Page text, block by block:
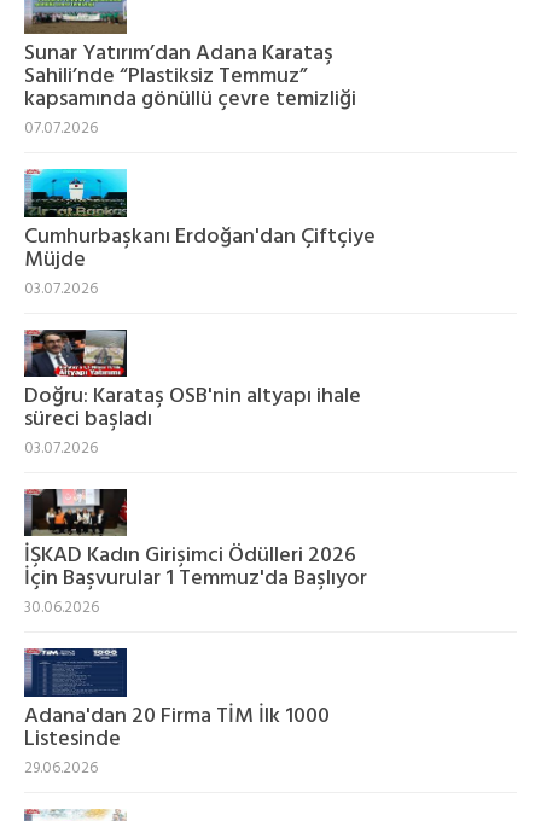
Sunar Yatırım’dan Adana Karataş
Sahili’nde “Plastiksiz Temmuz”
kapsamında gönüllü çevre temizliği
07.07.2026
Cumhurbaşkanı Erdoğan'dan Çiftçiye
Müjde
03.07.2026
Doğru: Karataş OSB'nin altyapı ihale
süreci başladı
03.07.2026
İŞKAD Kadın Girişimci Ödülleri 2026
İçin Başvurular 1 Temmuz'da Başlıyor
30.06.2026
Adana'dan 20 Firma TİM İlk 1000
Listesinde
29.06.2026